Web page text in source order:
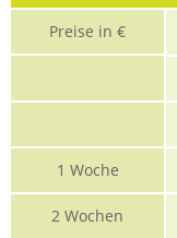
Preise in €
1 Woche
2 Wochen